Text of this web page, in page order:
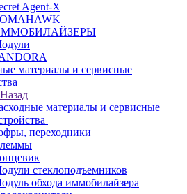
Agent-X
материалы и сервисные
Назад
материалы и сервисные
переходники
стеклоподъемников
обхода иммобилайзера